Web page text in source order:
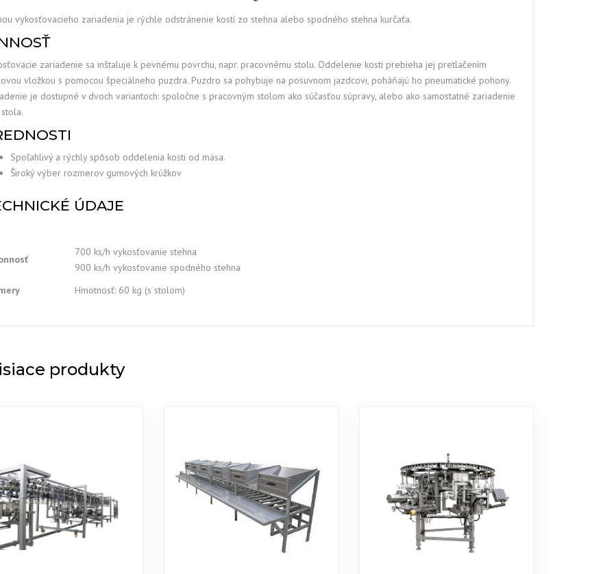
vykosťovacieho zariadenia je rýchle odstránenie kostí zo stehna alebo spodného stehna kurčaťa.
zariadenie sa inštaluje k pevnému povrchu, napr. pracovnému stolu. Oddelenie kosti prebieha jej pretlačením
vložkou s pomocou špeciálneho puzdra. Puzdro sa pohybuje na posuvnom jazdcovi, poháňajú ho pneumatické pohony.
je dostupné v dvoch variantoch: spoločne s pracovným stolom ako súčasťou súpravy, alebo ako samostatné zariadenie
Spoľahlivý a rýchly spôsob oddelenia kosti od mäsa.
Široký výber rozmerov gumových krúžkov
ÚDAJE
700 ks/h vykosťovanie stehna
900 ks/h vykosťovanie spodného stehna
Hmotnosť: 60 kg (s stolom)
produkty